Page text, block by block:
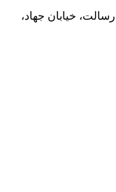
خیابان جهاد،